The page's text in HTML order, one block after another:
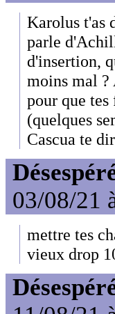
Karolus t'as
parle
d'insertion,
moins mal ?
pour que
(quelques
Cascua te
03/08/21
mettre tes
vieux drop